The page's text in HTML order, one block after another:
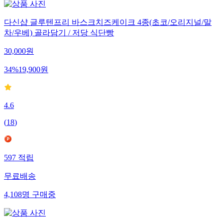
다신샵 글루텐프리 바스크치즈케이크 4종(초코/오리지널/말
차/우베) 골라담기 / 저당 식단빵
30,000원
34%19,900원
4.6
(18)
597적립
무료배송
4,108명구매중